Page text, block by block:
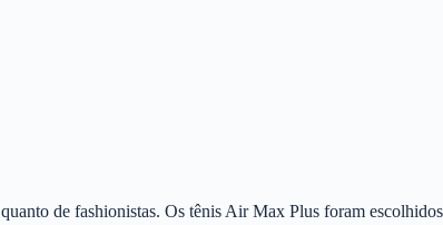
de fashionistas. Os tênis Air Max Plus foram escolhidos